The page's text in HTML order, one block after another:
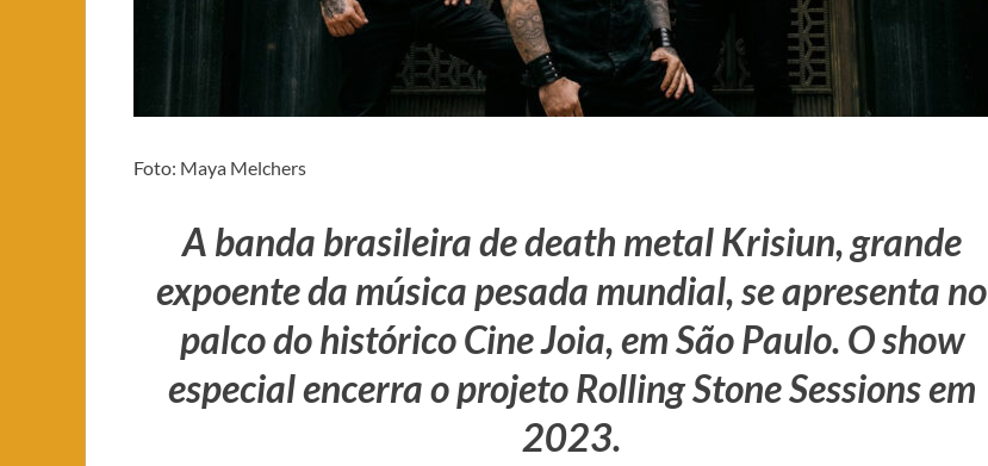
Foto: Maya Melchers
A banda brasileira de death metal Krisiun, grande
expoente da música pesada mundial, se apresenta no
palco do histórico Cine Joia, em São Paulo. O show
especial encerra o projeto Rolling Stone Sessions em
2023.